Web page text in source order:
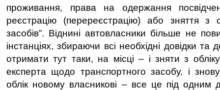
проживання, права на одержання
реєстрацію (перереєстрацію) або зняття з
засобів”. Віднині автовласники більше не
інстанціях, збираючи всі необхідні довідки
отримати тут таки, на місці – і зняти з
експерта щодо транспортного засобу, і
облік новому власникові – все це під одним